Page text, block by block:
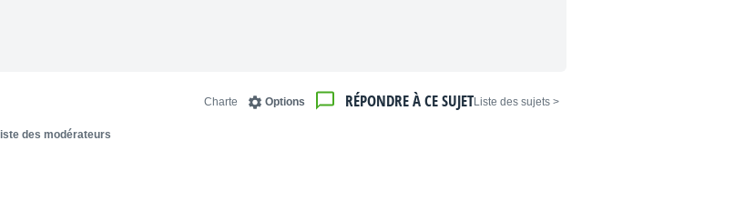
< Liste des sujets
RÉPONDRE À CE SUJET
Options
Charte
des modérateurs